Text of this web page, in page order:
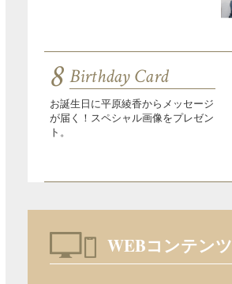
8 Birthday Card
お誕生日に平原綾香からメッセージ
が届く！スペシャル画像をプレゼン
ト。
WEBコンテンツ